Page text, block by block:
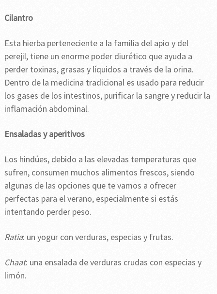
Cilantro
Esta hierba perteneciente a la familia del apio y del
perejil, tiene un enorme poder diurético que ayuda a
perder toxinas, grasas y líquidos a través de la orina.
Dentro de la medicina tradicional es usado para reducir
los gases de los intestinos, purificar la sangre y reducir la
inflamación abdominal.
Ensaladas y aperitivos
Los hindúes, debido a las elevadas temperaturas que
sufren, consumen muchos alimentos frescos, siendo
algunas de las opciones que te vamos a ofrecer
perfectas para el verano, especialmente si estás
intentando perder peso.
Ratia: un yogur con verduras, especias y frutas.
Chaat: una ensalada de verduras crudas con especias y
limón.